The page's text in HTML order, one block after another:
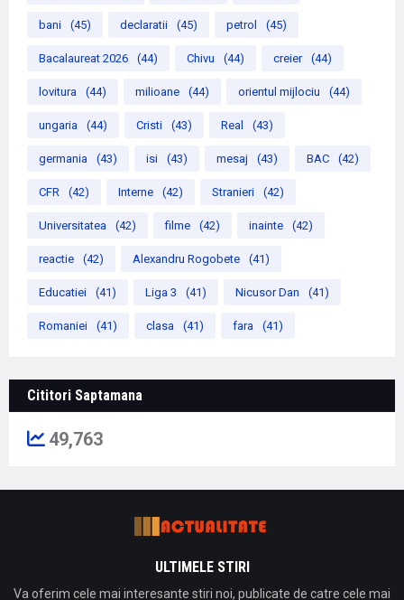
bani (45) declaratii (45) petrol (45)
Bacalaureat 2026 (44) Chivu (44) creier (44)
lovitura (44) milioane (44) orientul mijlociu (44)
ungaria (44) Cristi (43) Real (43)
germania (43) isi (43) mesaj (43) BAC (42)
CFR (42) Interne (42) Stranieri (42)
Universitatea (42) filme (42) inainte (42)
reactie (42) Alexandru Rogobete (41)
Educatiei (41) Liga 3 (41) Nicusor Dan (41)
Romaniei (41) clasa (41) fara (41)
Cititori Saptamana
49,763
ULTIMELE STIRI
Va oferim cele mai interesante stiri noi, publicate de catre cele mai